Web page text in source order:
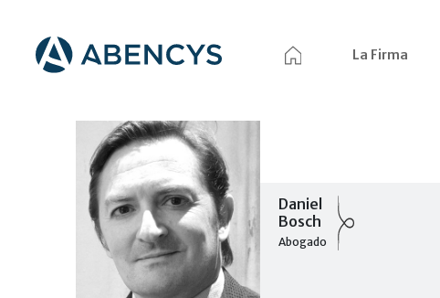
La Firma
Daniel
Bosch
Abogado